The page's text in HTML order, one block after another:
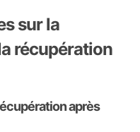
sur la
récupération
après